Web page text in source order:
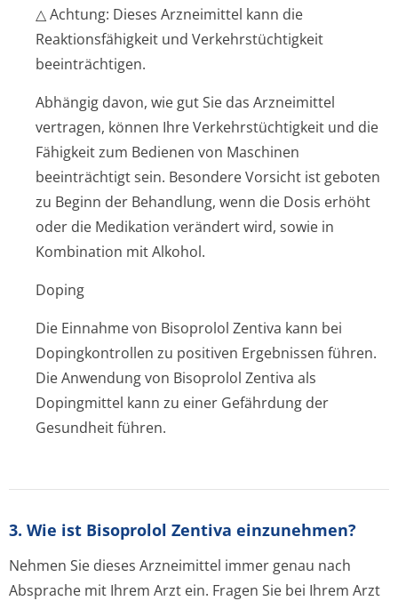
△ Achtung: Dieses Arzneimittel kann die
Reaktionsfähigkeit und Verkehrstüchtigkeit
beeinträchtigen.
Abhängig davon, wie gut Sie das Arzneimittel
vertragen, können Ihre Verkehrstüchtigkeit und die
Fähigkeit zum Bedienen von Maschinen
beeinträchtigt sein. Besondere Vorsicht ist geboten
zu Beginn der Behandlung, wenn die Dosis erhöht
oder die Medikation verändert wird, sowie in
Kombination mit Alkohol.
Doping
Die Einnahme von Bisoprolol Zentiva kann bei
Dopingkontrollen zu positiven Ergebnissen führen.
Die Anwendung von Bisoprolol Zentiva als
Dopingmittel kann zu einer Gefährdung der
Gesundheit führen.
3. Wie ist Bisoprolol Zentiva einzunehmen?
Nehmen Sie dieses Arzneimittel immer genau nach
Absprache mit Ihrem Arzt ein. Fragen Sie bei Ihrem Arzt